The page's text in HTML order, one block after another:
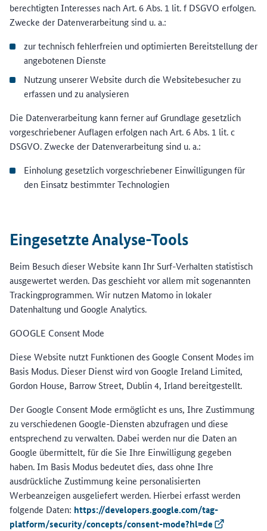
berechtigten Interesses nach Art. 6 Abs. 1 lit. f DSGVO erfolgen.
Zwecke der Datenverarbeitung sind u. a.:
zur technisch fehlerfreien und optimierten Bereitstellung der
angebotenen Dienste
Nutzung unserer Website durch die Websitebesucher zu
erfassen und zu analysieren
Die Datenverarbeitung kann ferner auf Grundlage gesetzlich
vorgeschriebener Auflagen erfolgen nach Art. 6 Abs. 1 lit. c
DSGVO. Zwecke der Datenverarbeitung sind u. a.:
Einholung gesetzlich vorgeschriebener Einwilligungen für
den Einsatz bestimmter Technologien
Eingesetzte Analyse-Tools
Beim Besuch dieser Website kann Ihr Surf-Verhalten statistisch
ausgewertet werden. Das geschieht vor allem mit sogenannten
Trackingprogrammen. Wir nutzen Matomo in lokaler
Datenhaltung und Google Analytics.
GOOGLE Consent Mode
Diese Website nutzt Funktionen des Google Consent Modes im
Basis Modus. Dieser Dienst wird von Google Ireland Limited,
Gordon House, Barrow Street, Dublin 4, Irland bereitgestellt.
Der Google Consent Mode ermöglicht es uns, Ihre Zustimmung
zu verschiedenen Google-Diensten abzufragen und diese
entsprechend zu verwalten. Dabei werden nur die Daten an
Google übermittelt, für die Sie Ihre Einwilligung gegeben
haben. Im Basis Modus bedeutet dies, dass ohne Ihre
ausdrückliche Zustimmung keine personalisierten
Werbeanzeigen ausgeliefert werden. Hierbei erfasst werden
folgende Daten: https://developers.google.com/tag-
platform/security/concepts/consent-mode?hl=de(Externer